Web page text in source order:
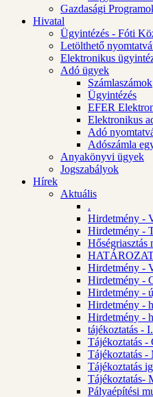
Gazdasági
Hivatal
Ügyintézés - Fóti
Letölthető
Elektronikus
Adó ügyek
Számlaszámok
Ügyintézés
EFER
Elektronikus
Adó
Adószámla
Anyakönyvi ügyek
Jogszabályok
Hírek
Aktuális
.
Hirdetmény -
Hirdetmény -
Hőségriasztás
Hirdetmény -
Hirdetmény -
Hirdetmény -
Hirdetmény -
Hirdetmény -
tájékoztatás -
Tájékoztatás -
Tájékoztatás -
Tájékoztatás
Tájékoztatás-
Pályaépítési